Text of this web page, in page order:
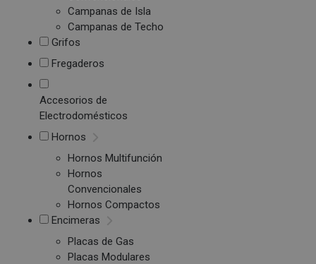
Campanas de Isla
Campanas de Techo
Grifos
Fregaderos
Accesorios de
Electrodomésticos
Hornos
Hornos Multifunción
Hornos
Convencionales
Hornos Compactos
Encimeras
Placas de Gas
Placas Modulares